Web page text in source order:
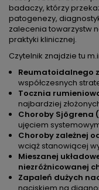
badaczy, którzy
patogenezy,
zalecenia towarzystw
praktyki klinicznej.
Czytelnik znajdzie tu
Reumatoidalnego
współczesnych
Tocznia
najbardziej
Choroby Sjögrena
ujęciem
Choroby zależnej
wciąż stanowiącej
Mieszanej
niezróżnicowanej
Zapaleń dużych